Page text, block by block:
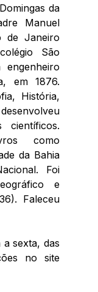
da
Manuel
de Janeiro
São
em 1876.
História,
como
da Bahia
Foi
e
Faleceu
sexta, das